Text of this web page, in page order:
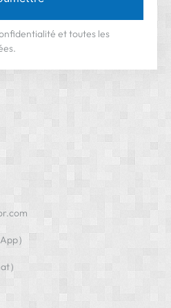
et toutes les
）
）